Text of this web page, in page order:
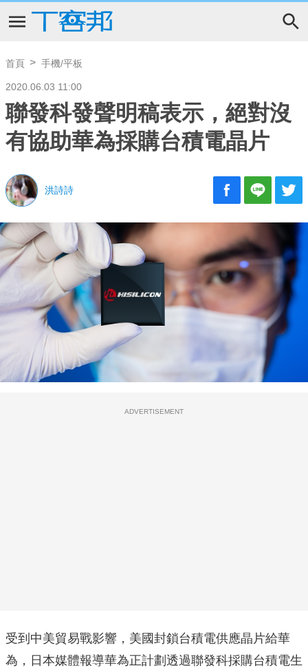
首頁 手機/平板
2020.06.03 11:00
聯發科發聲明稿表示，絕對沒
有協助華為採購台積電晶片
洪詩詩
ADVERTISEMENT
受到中美貿易戰影響，美國封鎖台積電供應晶片給華
為，日本媒體報導華為正計劃透過聯發科採購台積電生